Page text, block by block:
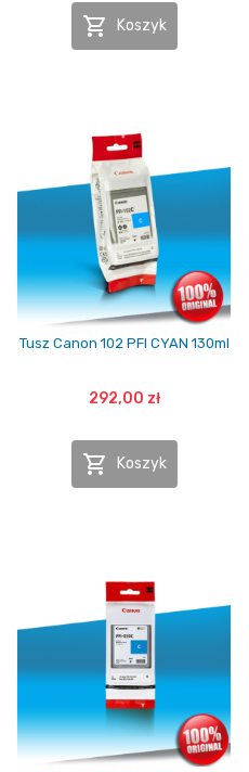
 Koszyk
Tusz Canon 102 PFI CYAN 130ml
292,00 zł
 Koszyk